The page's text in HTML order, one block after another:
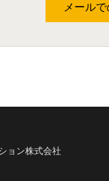
メール
ョン株式会社